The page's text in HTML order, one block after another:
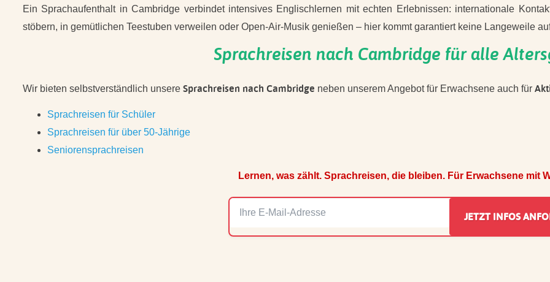
Ein Sprachaufenthalt in Cambridge verbindet intensives Englischlernen mit echten Erlebnissen: internationale
stöbern, in gemütlichen Teestuben verweilen oder Open-Air-Musik genießen – hier kommt garantiert keine Langeweile
Sprachreisen nach Cambridge für alle
Wir bieten selbstverständlich unsere Sprachreisen nach Cambridge neben unserem Angebot für Erwachsene auch für
Sprachreisen für Schüler
Sprachreisen für über 50-Jährige
Seniorensprachreisen
Lernen, was zählt. Sprachreisen, die bleiben. Für Erwachsene mit